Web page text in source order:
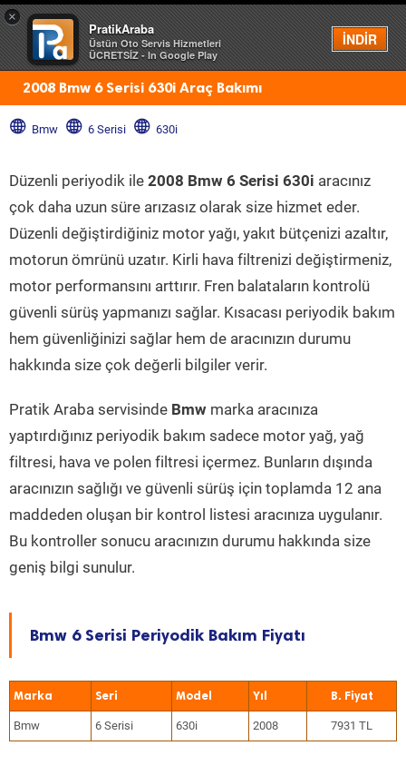
×
PratikAraba
Üstün Oto Servis Hizmetleri
ÜCRETSİZ - In Google Play
İNDİR
Menü
2008 Bmw 6 Serisi 630i Araç Bakımı
Bmw 6 Serisi 630i
Düzenli periyodik ile 2008 Bmw 6 Serisi 630i aracınız
çok daha uzun süre arızasız olarak size hizmet eder.
Düzenli değiştirdiğiniz motor yağı, yakıt bütçenizi azaltır,
motorun ömrünü uzatır. Kirli hava filtrenizi değiştirmeniz,
motor performansını arttırır. Fren balataların kontrolü
güvenli sürüş yapmanızı sağlar. Kısacası periyodik bakım
hem güvenliğinizi sağlar hem de aracınızın durumu
hakkında size çok değerli bilgiler verir.
Pratik Araba servisinde Bmw marka aracınıza
yaptırdığınız periyodik bakım sadece motor yağ, yağ
filtresi, hava ve polen filtresi içermez. Bunların dışında
aracınızın sağlığı ve güvenli sürüş için toplamda 12 ana
maddeden oluşan bir kontrol listesi aracınıza uygulanır.
Bu kontroller sonucu aracınızın durumu hakkında size
geniş bilgi sunulur.
Bmw 6 Serisi Periyodik Bakım Fiyatı
Marka Seri Model Yıl
Bmw 6 Serisi 630i 2008 7931 TL